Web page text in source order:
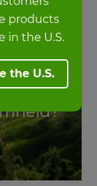
products
in the U.S.
the U.S.